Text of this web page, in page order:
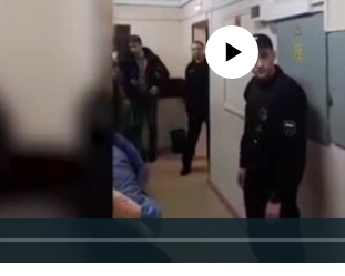
No media source currently